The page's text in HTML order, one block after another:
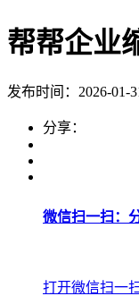
帮帮企业
发布时间：2026-01-
分享：
微信扫一扫：
打开微信扫一